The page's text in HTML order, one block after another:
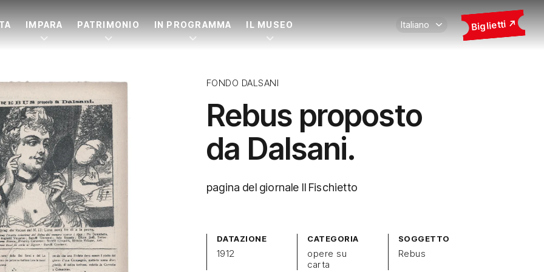
IMPARA PATRIMONIO IN PROGRAMMA IL MUSEO Biglietti
FONDO DALSANI
Rebus proposto
da Dalsani.
pagina del giornale Il Fischietto
DATAZIONE
1912
CATEGORIA
opere su
carta
SOGGETTO
Rebus